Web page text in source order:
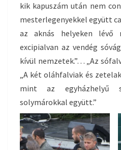
kik kapuszám után nem
mesterlegenyekkel együtt
az aknás helyeken lévő
excipialvan az vendég
kívül nemzetek.”… „Az
„A két oláhfalviak és
mint az egyházhelyű
solymárokkal együtt.”